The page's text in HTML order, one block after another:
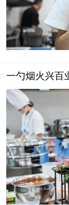
一勺烟火兴百
澳大湾区“粤